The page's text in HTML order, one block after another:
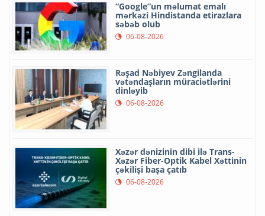
“Google”un məlumat emalı
mərkəzi Hindistanda etirazlara
səbəb olub
06-08-2026
Rəşad Nəbiyev Zəngilanda
vətəndaşların müraciətlərini
dinləyib
06-08-2026
Xəzər dənizinin dibi ilə Trans-
Xəzər Fiber-Optik Kabel Xəttinin
çəkilişi başa çatıb
06-08-2026